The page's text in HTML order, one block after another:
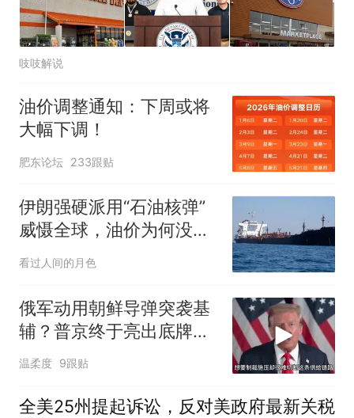
吱吱解说
油价调整通知：下周或将
大幅下调！
肥东论坛 233跟贴
伊朗强硬派用“石油核弹”
威慑全球，油价为何没有
暴涨？
看过人间的月色
俄军动用朝鲜导弹突袭基
辅？普京终于亮出底牌，
特朗普真要傻眼了
温柔度 9跟贴
全美25州提起诉讼，反对美政府最新关税